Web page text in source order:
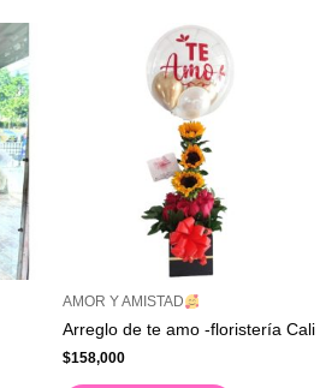
AMOR Y AMISTAD
Arreglo de te amo -floristería Cali
$158,000